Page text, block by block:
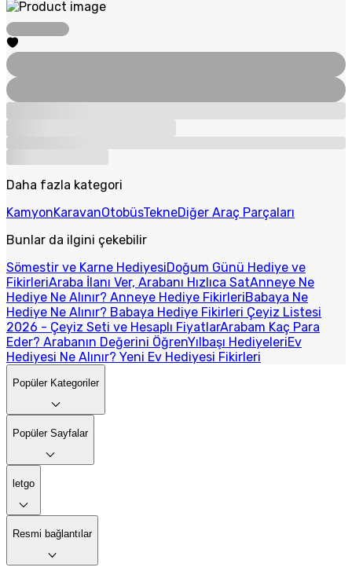
Daha fazla kategori
KamyonKaravanOtobüsTekneDiğer Araç Parçaları
Bunlar da ilgini çekebilir
Sömestir ve Karne HediyesiDoğum Günü Hediye ve
FikirleriAraba İlanı Ver, Arabanı Hızlıca SatAnneye Ne
Hediye Ne Alınır? Anneye Hediye FikirleriBabaya Ne
Hediye Ne Alınır? Babaya Hediye Fikirleri Çeyiz Listesi
2026 - Çeyiz Seti ve Hesaplı FiyatlarArabam Kaç Para
Eder? Arabanın Değerini ÖğrenYılbaşı HediyeleriEv
Hediyesi Ne Alınır? Yeni Ev Hediyesi Fikirleri
Popüler Kategoriler
Popüler Sayfalar
letgo
Resmi bağlantılar